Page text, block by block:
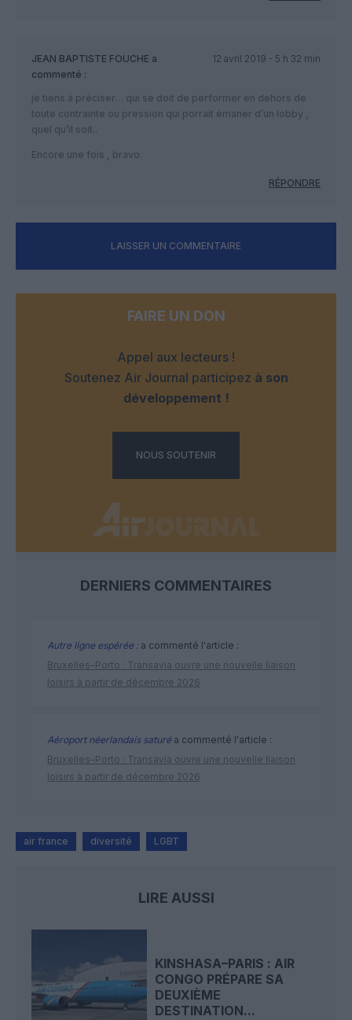
JEAN BAPTISTE FOUCHE a
commenté :
12 avril 2019 - 5 h 32 min
je tiens à préciser… qui se doit de performer en dehors de
toute contrainte ou pression qui porrait émaner d’un lobby ,
quel qu’il soit..
Encore une fois , bravo.
RÉPONDRE
LAISSER UN COMMENTAIRE
FAIRE UN DON
Appel aux lecteurs !
Soutenez Air Journal participez à son
développement !
NOUS SOUTENIR
DERNIERS COMMENTAIRES
Autre ligne espérée :a commenté l'article :
Bruxelles–Porto : Transavia ouvre une nouvelle liaison
loisirs à partir de décembre 2026
Aéroport néerlandais saturéa commenté l'article :
Bruxelles–Porto : Transavia ouvre une nouvelle liaison
loisirs à partir de décembre 2026
air france diversité LGBT
LIRE AUSSI
KINSHASA–PARIS : AIR
CONGO PRÉPARE SA
DEUXIÈME
DESTINATION...